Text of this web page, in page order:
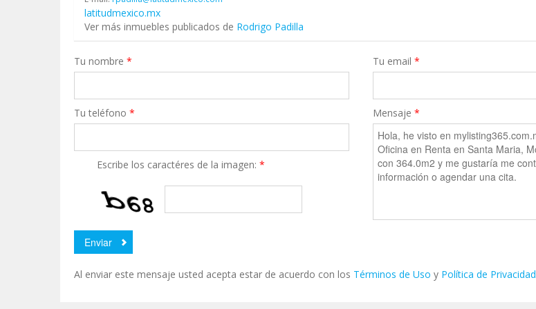
latitudmexico.mx
Ver más inmuebles publicados de Rodrigo Padilla
Tu nombre * Tu email *
Tu teléfono * Mensaje *
Escribe los caractéres de la imagen:*
Al enviar este mensaje usted acepta estar de acuerdo con los Términos de Uso y Política de Privacidad